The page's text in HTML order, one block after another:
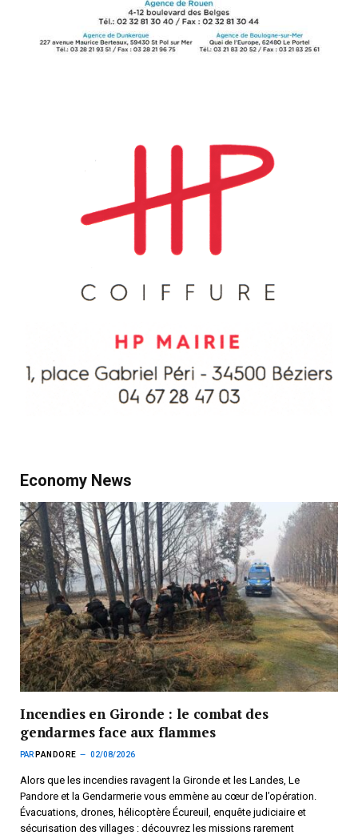
Economy News
Incendies en Gironde : le combat des
gendarmes face aux flammes
PAR PANDORE 02/08/2026
Alors que les incendies ravagent la Gironde et les Landes, Le
Pandore et la Gendarmerie vous emmène au cœur de l’opération.
Évacuations, drones, hélicoptère Écureuil, enquête judiciaire et
sécurisation des villages : découvrez les missions rarement